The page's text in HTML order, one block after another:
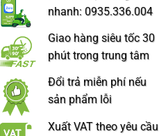
nhanh: 0935.336.004
Giao hàng siêu tốc 30
phút trong trung tâm
Đổi trả miễn phí nếu
sản phẩm lỗi
Xuất VAT theo yêu cầu